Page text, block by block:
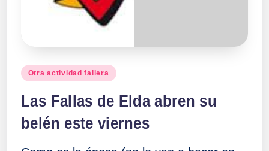
Publicado
Otra actividad fallera
Las Fallas de Elda abren su
belén este viernes